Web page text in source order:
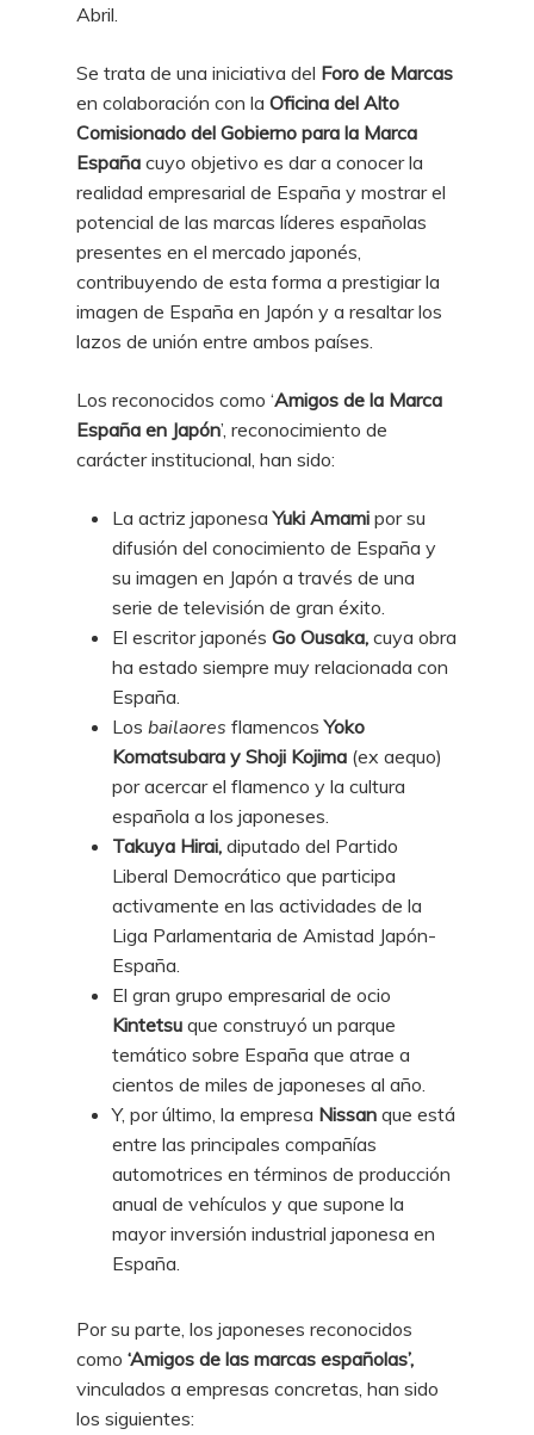
Abril.
Se trata de una iniciativa del Foro de Marcas
en colaboración con laOficina del Alto
Comisionado del Gobierno para la Marca
España cuyo objetivo es dar a conocer la
realidad empresarial de España y mostrar el
potencial de las marcas líderes españolas
presentes en el mercado japonés,
contribuyendo de esta forma a prestigiar la
imagen de España en Japón y a resaltar los
lazos de unión entre ambos países.
Los reconocidos como ‘Amigos de la Marca
España en Japón’, reconocimiento de
carácter institucional, han sido:
La actriz japonesaYuki Amamipor su
difusión del conocimiento de España y
su imagen en Japón a través de una
serie de televisión de gran éxito.
El escritor japonésGo Ousaka,cuya obra
ha estado siempre muy relacionada con
España.
Losbailaores flamencosYoko
Komatsubara y Shoji Kojima (ex aequo)
por acercar el flamenco y la cultura
española a los japoneses.
Takuya Hirai,diputado del Partido
Liberal Democrático que participa
activamente en las actividades de la
Liga Parlamentaria de Amistad Japón-
España.
El gran grupo empresarial de ocio
Kintetsuque construyó un parque
temático sobre España que atrae a
cientos de miles de japoneses al año.
Y, por último, la empresa Nissanque está
entre las principales compañías
automotrices en términos de producción
anual de vehículos y que supone la
mayor inversión industrial japonesa en
España.
Por su parte, los japoneses reconocidos
como‘Amigos de las marcas españolas’,
vinculados a empresas concretas, han sido
los siguientes: